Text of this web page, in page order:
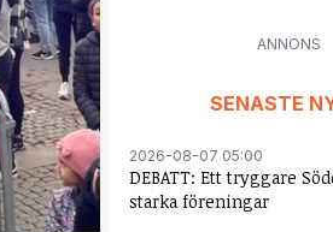
ANNONS
SENASTE
2026-08-07 05:00
DEBATT: Ett tryggare
starka föreningar